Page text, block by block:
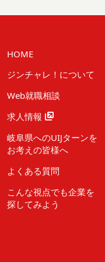
HOME
ジンチャレ！について
Web就職相談
求人情報
岐阜県へのUIJターンを
お考えの皆様へ
よくある質問
こんな視点でも企業を
探してみよう